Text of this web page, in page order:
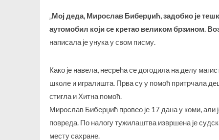
„Мој деда, Мирослав Биберџић, задобио је
аутомобил који се кретао великом брзином.
написала је унука у свом писму.
Како је навела, несрећа се догодила на делу
школе и игралишта. Прва су у помоћ притрчала
стигла и Хитна помоћ.
Мирослав Биберџић провео је 17 дана у коми, али
повреда. По налогу тужилаштва извршена је
месту сахране.